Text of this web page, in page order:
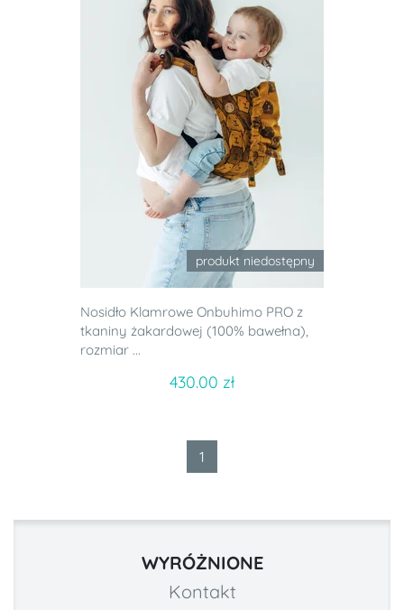
produkt niedostępny
Nosidło Klamrowe Onbuhimo PRO z
tkaniny żakardowej (100% bawełna),
rozmiar ...
430.00 zł
1
WYRÓŻNIONE
Kontakt